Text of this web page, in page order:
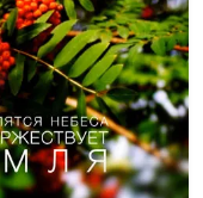
#491
#490
#489
#488